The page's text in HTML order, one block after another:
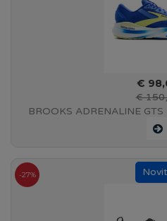
€
€
BROOKS ADRENALINE
YELLOW/
-27%